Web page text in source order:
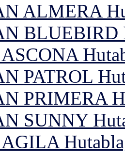
ALMERA
BLUEBIRD
PATROL
PRIMERA
SUNNY